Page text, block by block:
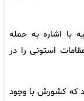
با اشاره به حمله
استونی را در
که کشورش با وجود